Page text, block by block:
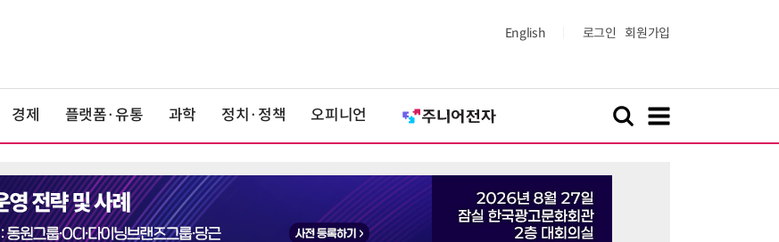
English 로그인 회원가입
경제 플랫폼·유통 과학 정치·정책 오피니언